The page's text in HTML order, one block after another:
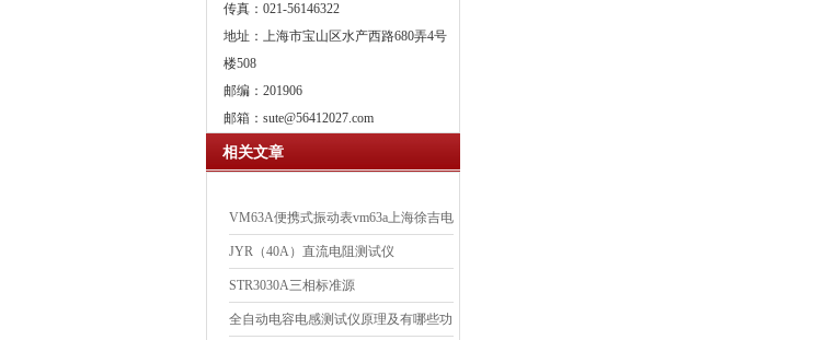
传真：021-56146322
地址：上海市宝山区水产西路680弄4号
楼508
邮编：201906
邮箱： sute@56412027.com
相关文章
VM63A便携式振动表vm63a上海徐吉电
气
JYR（40A）直流电阻测试仪
STR3030A三相标准源
全自动电容电感测试仪原理及有哪些功